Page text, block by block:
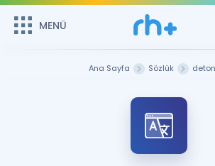
MENÜ
Sepetin Şu An Boş.
Remzi Hoca ile seni sınava hazırlayacak
bekliyor!
MENÜ
Ana Sayfa Sözlük